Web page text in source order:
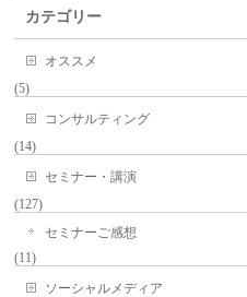
カテゴリー
オススメ
(5)
コンサルティング
(14)
セミナー・講演
(127)
セミナーご感想
(11)
ソーシャルメディア